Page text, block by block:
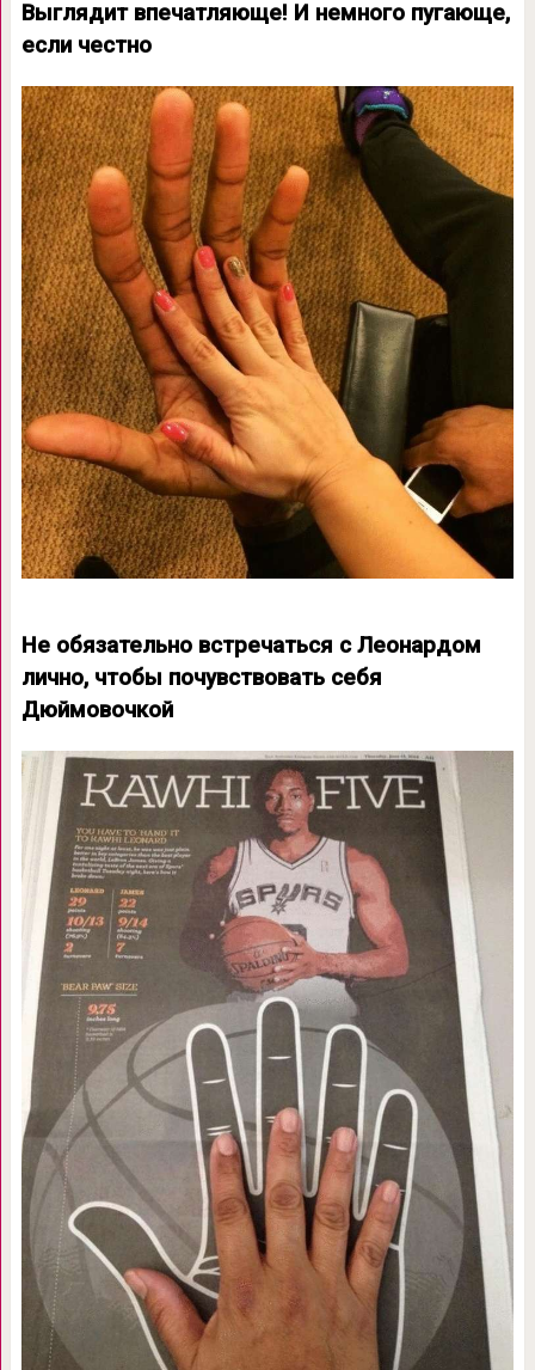
Выглядит впечатляюще! И немного пугающе,
если честно
Не обязательно встречаться с Леонардом
лично, чтобы почувствовать себя
Дюймовочкой